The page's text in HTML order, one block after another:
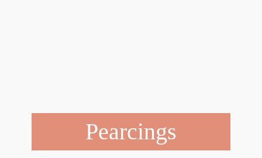
Pearcings